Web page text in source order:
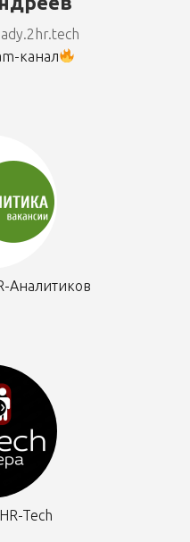
канал
Аналитиков
Tech